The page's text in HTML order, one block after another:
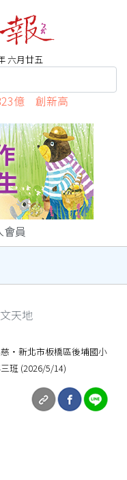
六月廿五
億 創新高
會員
天地
‧新北市板橋區後埔國小
班 (2026/5/14)